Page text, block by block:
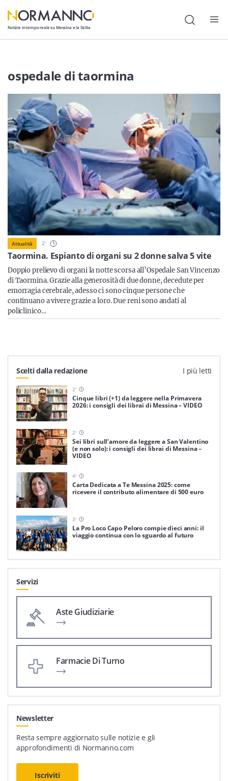
Notizie in tempo reale su Messina e la Sicilia
Attualità
Cronaca
Politica
Cultura
Lavoro
Società
Economia
Sport
Sicilia
Servizi
Iscriviti
ospedale di taormina
Taormina. Espianto di organi su 2 donne salva 5 vite
Attualità 2'
Doppio prelievo di organi la notte scorsa all’Ospedale San Vincenzo
di Taormina. Grazie alla generosità di due donne, decedute per
emorragia cerebrale, adesso ci sono cinque persone che
continuano a vivere grazie a loro. Due reni sono andati al
policlinico…
Scelti dalla redazione I più letti
2'
Cinque libri (+1) da leggere nella Primavera
2026: i consigli dei librai di Messina – VIDEO
2'
Sei libri sull’amore da leggere a San Valentino
(e non solo): i consigli dei librai di Messina –
VIDEO
4'
Carta Dedicata a Te Messina 2025: come
ricevere il contributo alimentare di 500 euro
3'
La Pro Loco Capo Peloro compie dieci anni: il
viaggio continua con lo sguardo al futuro
Servizi
Aste Giudiziarie
Farmacie Di Turno
Newsletter
Resta sempre aggiornato sulle notizie e gli
approfondimenti di Normanno.com
Iscriviti